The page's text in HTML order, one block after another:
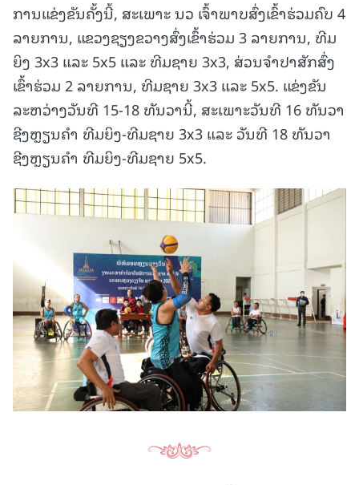
ການແຂ່ງຂັນຄັ້ງນີ້, ສະເພາະ ນວ ເຈົ້າພາບສົ່ງເຂົ້າຮ່ວມຄົບ 4
ລາຍການ, ແຂວງຊຽງຂວາງສົ່ງເຂົ້າຮ່ວມ 3 ລາຍການ, ທີມ
ຍິງ 3x3 ແລະ 5x5 ແລະ ທີມຊາຍ 3x3, ສ່ວນຈຳປາສັກສົ່ງ
ເຂົ້າຮ່ວມ 2 ລາຍການ, ທີມຊາຍ 3x3 ແລະ 5x5. ແຂ່ງຂັນ
ລະຫວ່າງວັນທີ 15-18 ທັນວານີ້, ສະເພາະວັນທີ 16 ທັນວາ
ຊີງຫຼຽນຄໍາ ທີມຍິງ-ທີມຊາຍ 3x3 ແລະ ວັນທີ 18 ທັນວາ
ຊີງຫຼຽນຄໍາ ທີມຍິງ-ທີມຊາຍ 5x5.